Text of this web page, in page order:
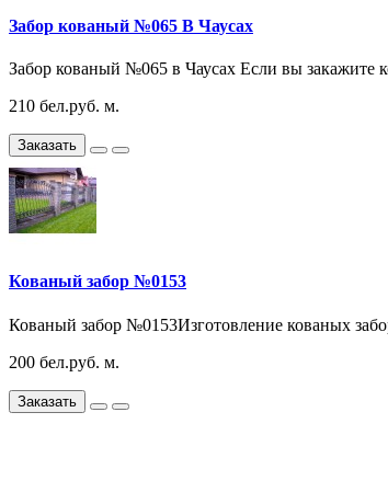
Забор кованый №065 В Чаусах
Забор кованый №065 в Чаусах Если вы закажите
210 бел.руб. м.
Заказать
Кованый забор №0153
Кованый забор №0153Изготовление кованых
200 бел.руб. м.
Заказать